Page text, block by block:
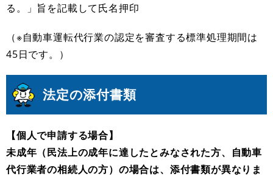
る。」旨を記載して氏名押印
（※自動車運転代行業の認定を審査する標準処理期間は
45日です。）
法定の添付書類
【個人で申請する場合】
未成年（民法上の成年に達したとみなされた方、自動車
代行業者の相続人の方）の場合は、添付書類が異なりま